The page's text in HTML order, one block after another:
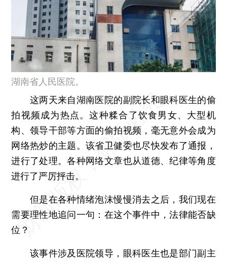
湖南省人民医院。
这两天来自湖南医院的副院长和眼科医生的偷
拍视频成为热点。这种糅合了饮食男女、大型机
构、领导干部等方面的偷拍视频，毫无意外会成为
网络热炒的主题。该省卫健委也尽快发布了通报，
进行了处理。各种网络文章也从道德、纪律等角度
进行了严厉抨击。
但是在各种情绪泡沫慢慢消去之后，我们现在
需要理性地追问一句：在这个事件中，法律能否缺
位？
该事件涉及医院领导，眼科医生也是部门副主